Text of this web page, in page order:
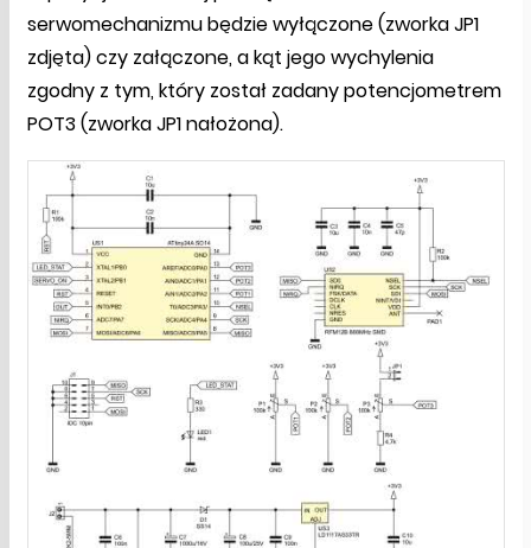
serwomechanizmu będzie wyłączone (zworka JP1
zdjęta) czy załączone, a kąt jego wychylenia
zgodny z tym, który został zadany potencjometrem
POT3 (zworka JP1 nałożona).